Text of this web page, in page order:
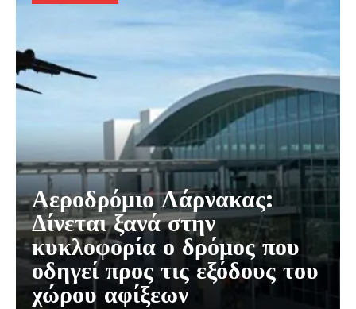
Αεροδρόμιο Λάρνακας:
Δίνεται ξανά στην
κυκλοφορία ο δρόμος που
οδηγεί προς τις εξόδους του
χώρου αφίξεων